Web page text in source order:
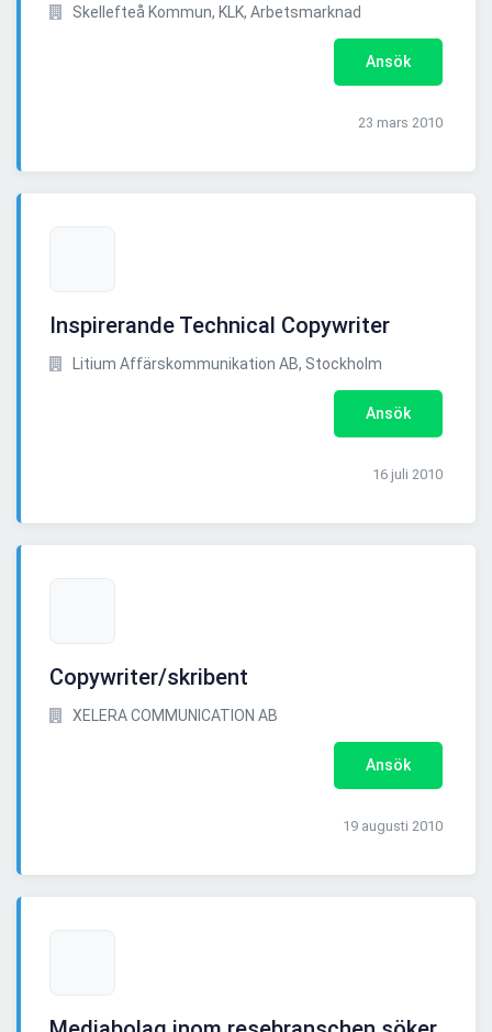
Skellefteå Kommun, KLK, Arbetsmarknad
Ansök
23 mars 2010
Inspirerande Technical Copywriter
Litium Affärskommunikation AB, Stockholm
Ansök
16 juli 2010
Copywriter/skribent
XELERA COMMUNICATION AB
Ansök
19 augusti 2010